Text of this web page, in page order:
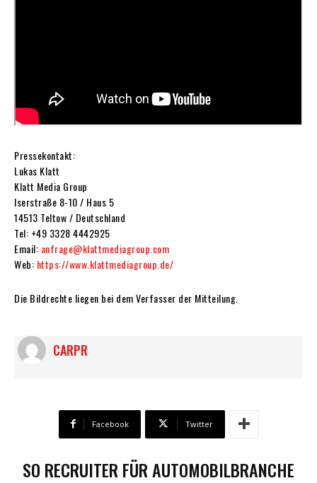
Pressekontakt:
Lukas Klatt
Klatt Media Group
Iserstraße 8-10 / Haus 5
14513 Teltow / Deutschland
Tel: +49 3328 4442925
Email: anfrage@klattmediagroup.com
Web: https://www.klattmediagroup.de/
Die Bildrechte liegen bei dem Verfasser der Mitteilung.
CARPR
Facebook Twitter
SO RECRUITER FÜR AUTOMOBILBRANCHE